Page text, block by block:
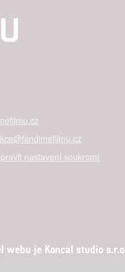
nastavení soukromí
je Koncal studio s.r.o.